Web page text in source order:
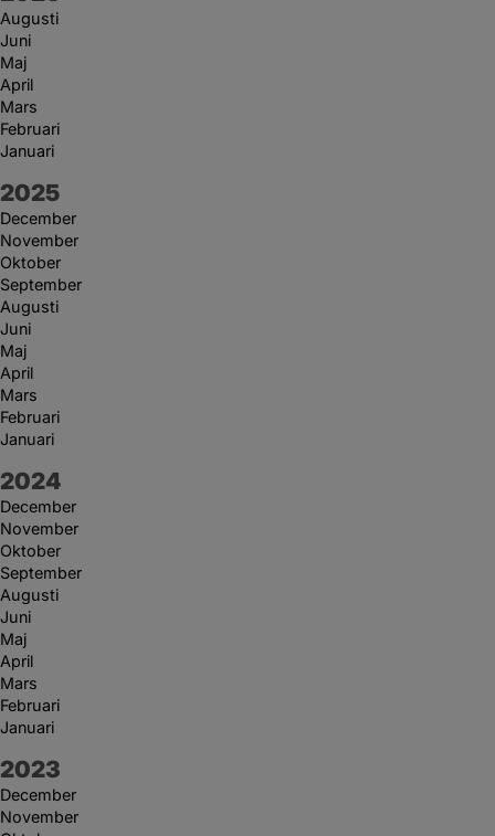
Augusti
Juni
Maj
April
Mars
Februari
Januari
År:
2025
December
November
Oktober
September
Augusti
Juni
Maj
April
Mars
Februari
Januari
År:
2024
December
November
Oktober
September
Augusti
Juni
Maj
April
Mars
Februari
Januari
År:
2023
December
November